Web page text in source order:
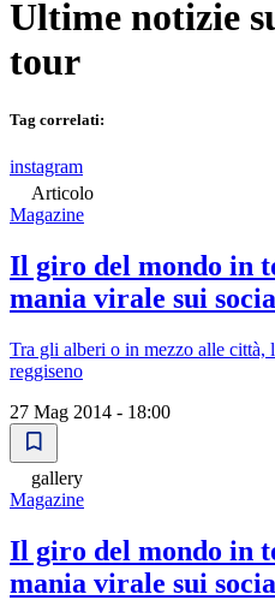
Ultime notizie
tour
Tag correlati:
instagram
Articolo
Magazine
Il giro del mondo in
mania virale sui
Tra gli alberi o in mezzo alle città,
reggiseno
27 Mag 2014 - 18:00
gallery
Magazine
Il giro del mondo in
mania virale sui